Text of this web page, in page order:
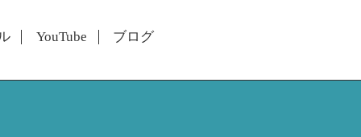
YouTube ブログ